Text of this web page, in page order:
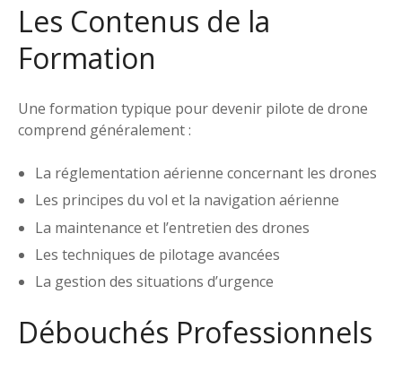
Les Contenus de la
Formation
Une formation typique pour devenir pilote de drone
comprend généralement :
La réglementation aérienne concernant les drones
Les principes du vol et la navigation aérienne
La maintenance et l’entretien des drones
Les techniques de pilotage avancées
La gestion des situations d’urgence
Débouchés Professionnels